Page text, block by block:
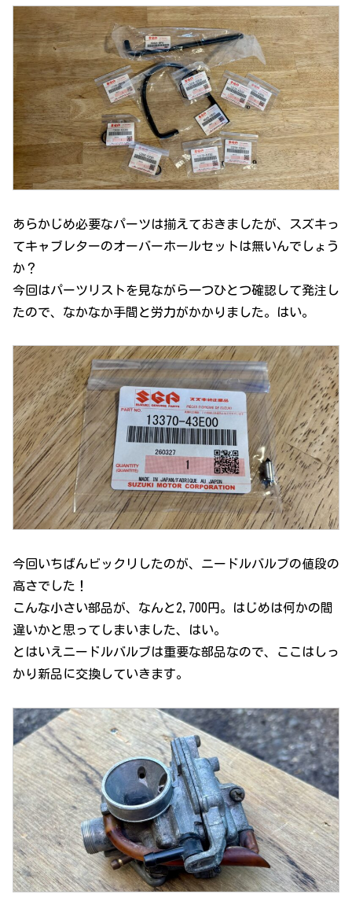
あらかじめ必要なパーツは揃えておきましたが、スズキっ
てキャブレターのオーバーホールセットは無いんでしょう
か？
今回はパーツリストを見ながら一つひとつ確認して発注し
たので、なかなか手間と労力がかかりました。はい。
今回いちばんビックリしたのが、ニードルバルブの値段の
高さでした！
こんな小さい部品が、なんと2,700円。はじめは何かの間
違いかと思ってしまいました、はい。
とはいえニードルバルブは重要な部品なので、ここはしっ
かり新品に交換していきます。